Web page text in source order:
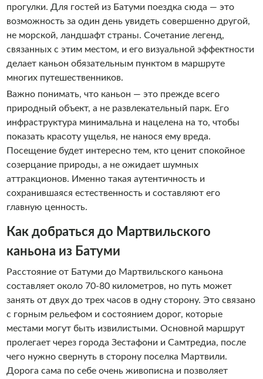
прогулки. Для гостей из Батуми поездка сюда — это
возможность за один день увидеть совершенно другой,
не морской, ландшафт страны. Сочетание легенд,
связанных с этим местом, и его визуальной эффектности
делает каньон обязательным пунктом в маршруте
многих путешественников.
Важно понимать, что каньон — это прежде всего
природный объект, а не развлекательный парк. Его
инфраструктура минимальна и нацелена на то, чтобы
показать красоту ущелья, не нанося ему вреда.
Посещение будет интересно тем, кто ценит спокойное
созерцание природы, а не ожидает шумных
аттракционов. Именно такая аутентичность и
сохранившаяся естественность и составляют его
главную ценность.
Как добраться до Мартвильского
каньона из Батуми
Расстояние от Батуми до Мартвильского каньона
составляет около 70-80 километров, но путь может
занять от двух до трех часов в одну сторону. Это связано
с горным рельефом и состоянием дорог, которые
местами могут быть извилистыми. Основной маршрут
пролегает через города Зестафони и Самтредиа, после
чего нужно свернуть в сторону поселка Мартвили.
Дорога сама по себе очень живописна и позволяет